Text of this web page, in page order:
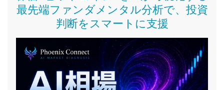
最先端ファンダメンタル分析で、投資
判断をスマートに支援